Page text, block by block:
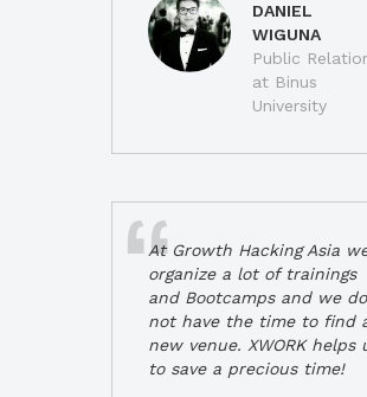
DANIEL
WIGUNA
Public
at Binus
University
At Growth Hacking Asia
organize a lot of trainings
and Bootcamps and we do
not have the time to find
new venue. XWORK helps
to save a precious time!